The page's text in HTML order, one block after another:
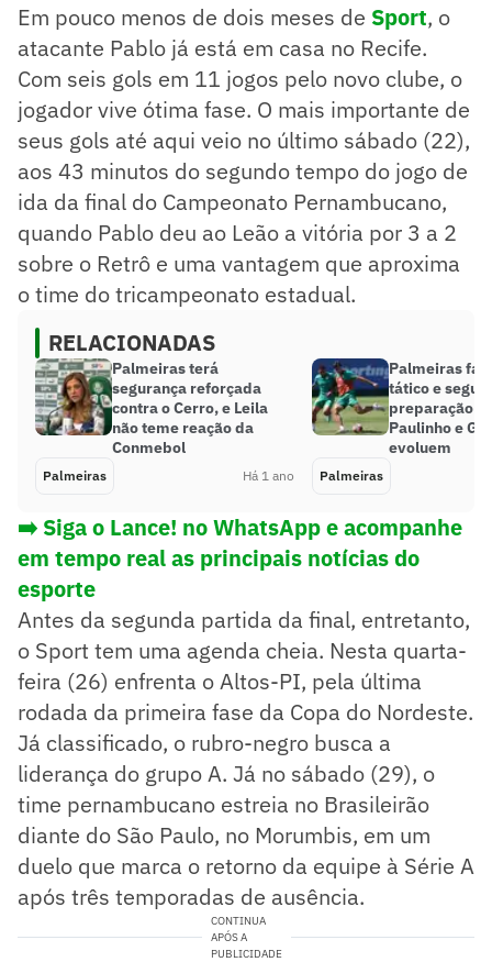
Em pouco menos de dois meses de Sport, o
atacante Pablo já está em casa no Recife.
Com seis gols em 11 jogos pelo novo clube, o
jogador vive ótima fase. O mais importante de
seus gols até aqui veio no último sábado (22),
aos 43 minutos do segundo tempo do jogo de
ida da final do Campeonato Pernambucano,
quando Pablo deu ao Leão a vitória por 3 a 2
sobre o Retrô e uma vantagem que aproxima
o time do tricampeonato estadual.
RELACIONADAS
Palmeiras terá
segurança reforçada
contra o Cerro, e Leila
não teme reação da
Conmebol
Palmeiras Há 1 ano
Palmeiras
tático e segue
preparação
Paulinho e
evoluem
Palmeiras
➡️ Siga o Lance! no WhatsApp e acompanhe
em tempo real as principais notícias do
esporte
Antes da segunda partida da final, entretanto,
o Sport tem uma agenda cheia. Nesta quarta-
feira (26) enfrenta o Altos-PI, pela última
rodada da primeira fase da Copa do Nordeste.
Já classificado, o rubro-negro busca a
liderança do grupo A. Já no sábado (29), o
time pernambucano estreia no Brasileirão
diante do São Paulo, no Morumbis, em um
duelo que marca o retorno da equipe à Série A
após três temporadas de ausência.
CONTINUA
APÓS A
PUBLICIDADE